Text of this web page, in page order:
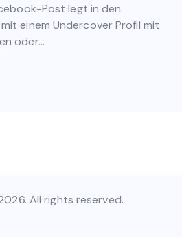
Post legt in den
einem Undercover Profil mit
oder…
All rights reserved.